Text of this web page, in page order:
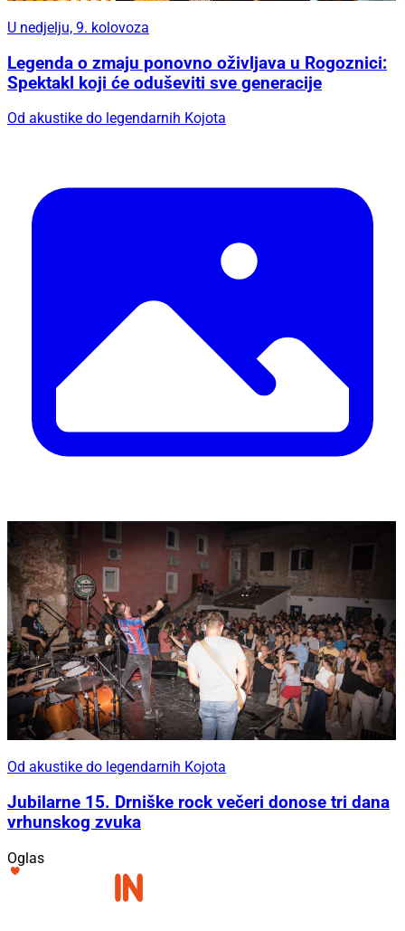
U nedjelju, 9. kolovoza
Legenda o zmaju ponovno oživljava u Rogoznici:
Spektakl koji će oduševiti sve generacije
Od akustike do legendarnih Kojota
Od akustike do legendarnih Kojota
Jubilarne 15. Drniške rock večeri donose tri dana
vrhunskog zvuka
Oglas